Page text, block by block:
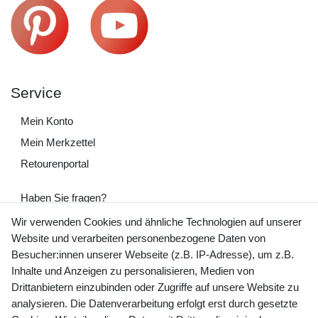
Service
Mein Konto
Mein Merkzettel
Retourenportal
Haben Sie fragen?
+49 (0) 35243 460 400
Mo-Fr 9-15 Uhr
shop@banjado.com
Preisangaben inkl. gesetzl. MwSt. und zzgl. Service- und
Wir verwenden Cookies und ähnliche Technologien auf unserer
Website und verarbeiten personenbezogene Daten von
Besucher:innen unserer Webseite (z.B. IP-Adresse), um z.B.
Inhalte und Anzeigen zu personalisieren, Medien von
Drittanbietern einzubinden oder Zugriffe auf unsere Website zu
analysieren. Die Datenverarbeitung erfolgt erst durch gesetzte